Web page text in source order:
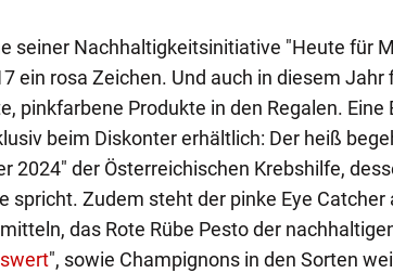
seiner Nachhaltigkeitsinitiative "Heute für
ein rosa Zeichen. Und auch in diesem Jahr
pinkfarbene Produkte in den Regalen.
beim Diskonter erhältlich: Der heiß
2024" der Österreichischen Krebshilfe,
spricht. Zudem steht der pinke Eye
das Rote Rübe Pesto der
", sowie Champignons in den Sorten